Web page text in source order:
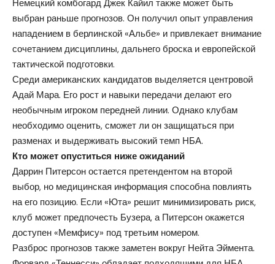
Немецкий комбогард Джек Кайил также может быть
выбран раньше прогнозов. Он получил опыт управления
нападением в берлинской «Альбе» и привлекает внимание
сочетанием дисциплины, дальнего броска и европейской
тактической подготовки.
Среди американских кандидатов выделяется центровой
Адай Мара. Его рост и навыки передачи делают его
необычным игроком передней линии. Однако клубам
необходимо оценить, сможет ли он защищаться при
разменах и выдерживать высокий темп НБА.
Кто может опуститься ниже ожиданий
Даррин Питерсон остается претендентом на второй
выбор, но медицинская информация способна повлиять
на его позицию. Если «Юта» решит минимизировать риск,
клуб может предпочесть Бузера, а Питерсон окажется
доступен «Мемфису» под третьим номером.
Разброс прогнозов также заметен вокруг Нейта Эймента.